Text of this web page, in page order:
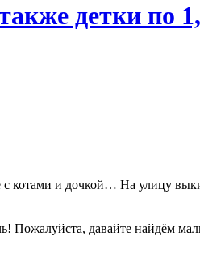
детки по
с котами и дочкой… На улицу
Пожалуйста, давайте найдём